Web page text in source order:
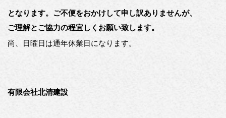
となります。ご不便をおかけして申し訳ありませんが、
ご理解とご協力の程宜しくお願い致します。
尚、日曜日は通年休業日になります。
有限会社北清建設